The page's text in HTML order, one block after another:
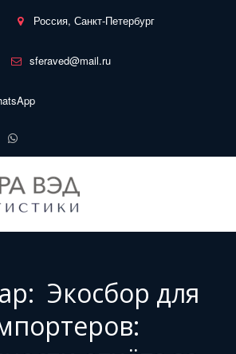
Россия, Санкт-Петербург
sferaved@mail.ru
Экосбор для